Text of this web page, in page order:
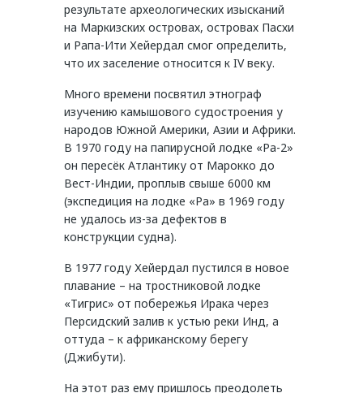
результате археологических изысканий
на Маркизских островах, островах Пасхи
и Рапа-Ити Хейердал смог определить,
что их заселение относится к IV веку.
Много времени посвятил этнограф
изучению камышового судостроения у
народов Южной Америки, Азии и Африки.
В 1970 году на папирусной лодке «Ра-2»
он пересёк Атлантику от Марокко до
Вест-Индии, проплыв свыше 6000 км
(экспедиция на лодке «Ра» в 1969 году
не удалось из-за дефектов в
конструкции судна).
В 1977 году Хейердал пустился в новое
плавание – на тростниковой лодке
«Тигрис» от побережья Ирака через
Персидский залив к устью реки Инд, а
оттуда – к африканскому берегу
(Джибути).
На этот раз ему пришлось преодолеть